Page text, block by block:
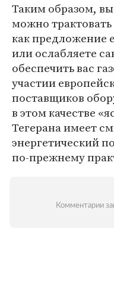
Таким образом,
можно трактовать
как предложение
или ослабляете
обеспечить вас
участии
поставщиков
в этом качестве
Тегерана имеет
энергетический
по-прежнему
Комментарии